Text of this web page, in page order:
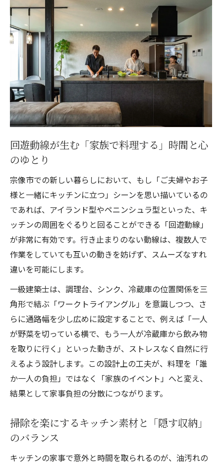
回遊動線が生む「家族で料理する」時間と心
のゆとり
宗像市での新しい暮らしにおいて、もし「ご夫婦やお子
様と一緒にキッチンに立つ」シーンを思い描いているの
であれば、アイランド型やペニンシュラ型といった、キ
ッチンの周囲をぐるりと回ることができる「回遊動線」
が非常に有効です。行き止まりのない動線は、複数人で
作業をしていても互いの動きを妨げず、スムーズなすれ
違いを可能にします。
一級建築士は、調理台、シンク、冷蔵庫の位置関係を三
角形で結ぶ「ワークトライアングル」を意識しつつ、さ
らに通路幅を少し広めに設定することで、例えば「一人
が野菜を切っている横で、もう一人が冷蔵庫から飲み物
を取りに行く」といった動きが、ストレスなく自然に行
えるよう設計します。この設計上の工夫が、料理を「誰
か一人の負担」ではなく「家族のイベント」へと変え、
結果として家事負担の分散につながります。
掃除を楽にするキッチン素材と「隠す収納」
のバランス
キッチンの家事で意外と時間を取られるのが、油汚れの